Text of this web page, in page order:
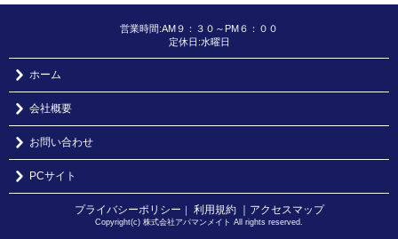
営業時間:AM９：３０～PM６：００
定休日:水曜日
ホーム
会社概要
お問い合わせ
PCサイト
プライバシーポリシー 利用規約 ｜アクセスマップ
Copyright(c) 株式会社アパマンメイト All rights reserved.